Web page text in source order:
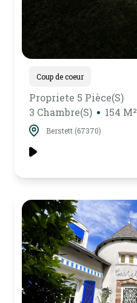
Coup de coeur
Propriete 5 Pièce(s)
3 Chambre(s)
154 M²
Berstett (67370)